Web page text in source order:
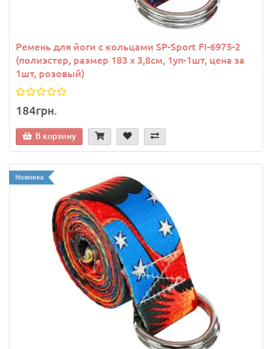
Ремень для йоги с кольцами SP-Sport FI-6975-2
(полиэстер, размер 183 x 3,8см, 1уп-1шт, цена за
1шт, розовый)
184грн.
В корзину
Новинка